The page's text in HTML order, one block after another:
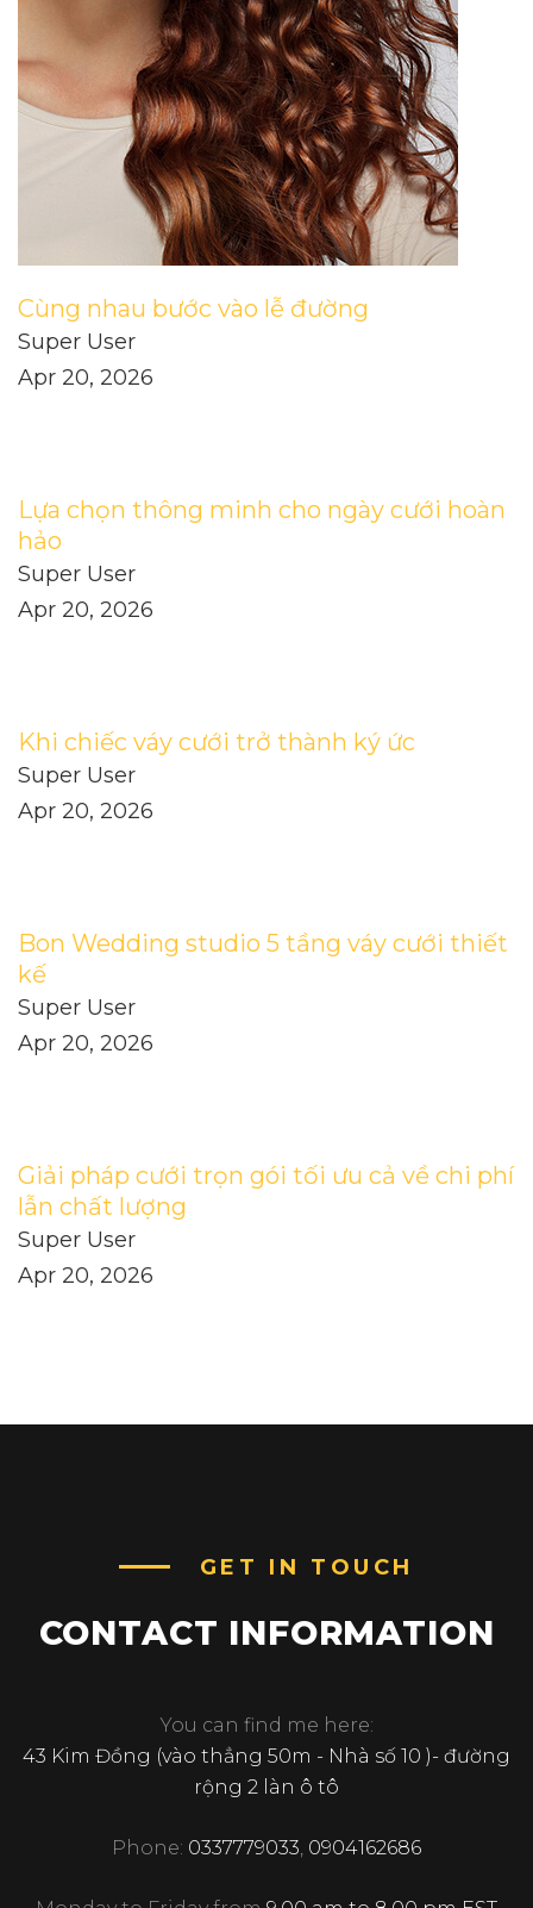
Cùng nhau bước vào lễ đường
Super User
Apr 20, 2026
Lựa chọn thông minh cho ngày cưới hoàn
hảo
Super User
Apr 20, 2026
Khi chiếc váy cưới trở thành ký ức
Super User
Apr 20, 2026
Bon Wedding studio 5 tầng váy cưới thiết
kế
Super User
Apr 20, 2026
Giải pháp cưới trọn gói tối ưu cả về chi phí
lẫn chất lượng
Super User
Apr 20, 2026
GET IN TOUCH
CONTACT INFORMATION
You can find me here:
43 Kim Đồng (vào thẳng 50m - Nhà số 10 )- đường
rộng 2 làn ô tô
Phone: 0337779033 0904162686